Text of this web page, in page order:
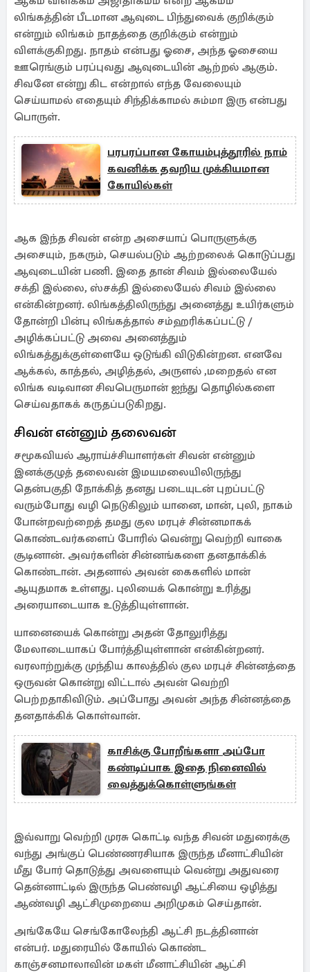
லிங்கத்தின் பீடமான ஆவுடை பிந்துவைக் குறிக்கும்
என்றும் லிங்கம் நாதத்தை குறிக்கும் என்றும்
விளக்குகிறது. நாதம் என்பது ஓசை, அந்த ஓசையை
ஊரெங்கும் பரப்புவது ஆவுடையின் ஆற்றல் ஆகும்.
சிவனே என்று கிட என்றால் எந்த வேலையும்
செய்யாமல் எதையும் சிந்திக்காமல் சும்மா இரு என்பது
பொருள்.
பரபரப்பான கோயம்புத்தூரில் நாம்
கவனிக்க தவறிய முக்கியமான
கோயில்கள்
ஆக இந்த சிவன் என்ற அசையாப் பொருளுக்கு
அசையும், நகரும், செயல்படும் ஆற்றலைக் கொடுப்பது
ஆவுடையின் பணி. இதை தான் சிவம் இல்லையேல்
சக்தி இல்லை, ஸ்சக்தி இல்லையேல் சிவம் இல்லை
என்கின்றனர். லிங்கத்திலிருந்து அனைத்து உயிர்களும்
தோன்றி பின்பு லிங்கத்தால் சம்ஹரிக்கப்பட்டு /
அழிக்கப்பட்டு அவை அனைத்தும்
லிங்கத்துக்குள்ளையே ஒடுங்கி விடுகின்றன. எனவே
ஆக்கல், காத்தல், அழித்தல், அருளல் ,மறைதல் என
லிங்க வடிவான சிவபெருமான் ஐந்து தொழில்களை
செய்வதாகக் கருதப்படுகிறது.
சிவன் என்னும் தலைவன்
சமூகவியல் ஆராய்ச்சியாளர்கள் சிவன் என்னும்
இனக்குழுத் தலைவன் இமயமலையிலிருந்து
தென்பகுதி நோக்கித் தனது படையுடன் புறப்பட்டு
வரும்போது வழி நெடுகிலும் யானை, மான், புலி, நாகம்
போன்றவற்றைத் தமது குல மரபுச் சின்னமாகக்
கொண்டவர்களைப் போரில் வென்று வெற்றி வாகை
சூடினான். அவர்களின் சின்னங்களை தனதாக்கிக்
கொண்டான். அதனால் அவன் கைகளில் மான்
ஆயுதமாக உள்ளது. புலியைக் கொன்று உரித்து
அரையாடையாக உடுத்தியுள்ளான்.
யானையைக் கொன்று அதன் தோலுரித்து
மேலாடையாகப் போர்த்தியுள்ளான் என்கின்றனர்.
வரலாற்றுக்கு முந்திய காலத்தில் குல மரபுச் சின்னத்தை
ஒருவன் கொன்று விட்டால் அவன் வெற்றி
பெற்றதாகிவிடும். அப்போது அவன் அந்த சின்னத்தை
தனதாக்கிக் கொள்வான்.
காசிக்கு போறீங்களா அப்போ
கண்டிப்பாக இதை நினைவில்
வைத்துக்கொள்ளுங்கள்
இவ்வாறு வெற்றி முரசு கொட்டி வந்த சிவன் மதுரைக்கு
வந்து அங்குப் பெண்ணரசியாக இருந்த மீனாட்சியின்
மீது போர் தொடுத்து அவளையும் வென்று அதுவரை
தென்னாட்டில் இருந்த பெண்வழி ஆட்சியை ஒழித்து
ஆண்வழி ஆட்சிமுறையை அறிமுகம் செய்தான்.
அங்கேயே செங்கோலேந்தி ஆட்சி நடத்தினான்
என்பர். மதுரையில் கோயில் கொண்ட
காஞ்சனமாலாவின் மகள் மீனாட்சியின் ஆட்சி